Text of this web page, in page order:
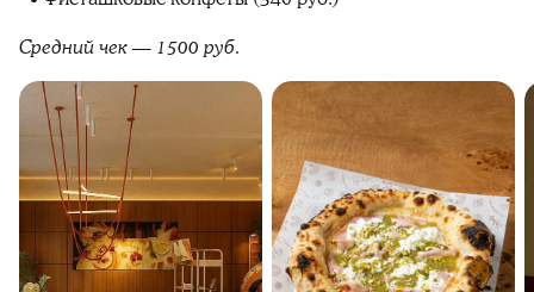
Средний чек — 1500 руб.